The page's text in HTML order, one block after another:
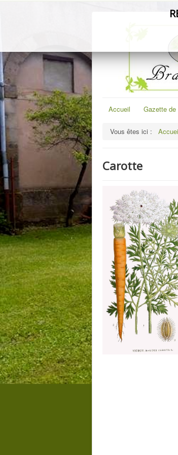
Accueil Gazette de
Vous êtes ici :
Carotte